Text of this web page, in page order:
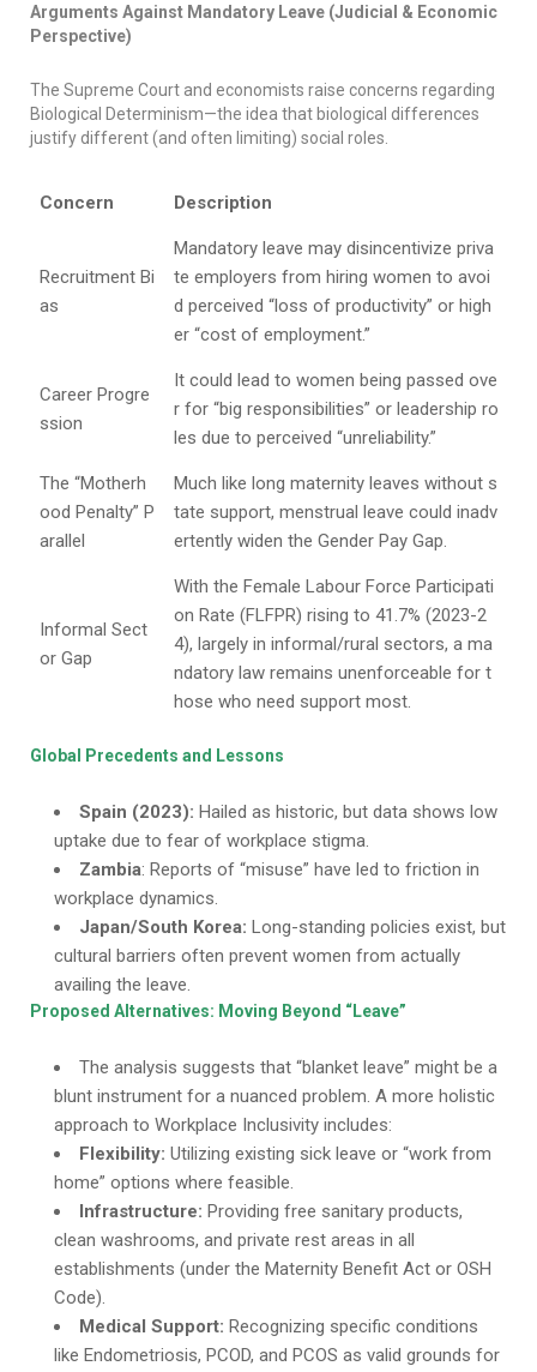
Arguments Against Mandatory Leave (Judicial & Economic
Perspective)
The Supreme Court and economists raise concerns regarding
Biological Determinism—the idea that biological differences
justify different (and often limiting) social roles.
Concern Description
Recruitment Bi
as
Mandatory leave may disincentivize priva
te employers from hiring women to avoi
d perceived “loss of productivity” or high
er “cost of employment.”
Career Progre
ssion
It could lead to women being passed ove
r for “big responsibilities” or leadership ro
les due to perceived “unreliability.”
The “Motherh
ood Penalty” P
arallel
Much like long maternity leaves without s
tate support, menstrual leave could inadv
ertently widen the Gender Pay Gap.
Informal Sect
or Gap
With the Female Labour Force Participati
on Rate (FLFPR) rising to 41.7% (2023-2
4), largely in informal/rural sectors, a ma
ndatory law remains unenforceable for t
hose who need support most.
Global Precedents and Lessons
Spain (2023): Hailed as historic, but data shows low
uptake due to fear of workplace stigma.
Zambia: Reports of “misuse” have led to friction in
workplace dynamics.
Japan/South Korea: Long-standing policies exist, but
cultural barriers often prevent women from actually
availing the leave.
Proposed Alternatives: Moving Beyond “Leave”
The analysis suggests that “blanket leave” might be a
blunt instrument for a nuanced problem. A more holistic
approach to Workplace Inclusivity includes:
Flexibility: Utilizing existing sick leave or “work from
home” options where feasible.
Infrastructure: Providing free sanitary products,
clean washrooms, and private rest areas in all
establishments (under the Maternity Benefit Act or OSH
Code).
Medical Support: Recognizing specific conditions
like Endometriosis, PCOD, and PCOS as valid grounds for